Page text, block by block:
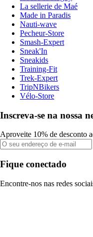
La sellerie de Maé
Made in Paradis
Nauti-wave
Pecheur-Store
Smash-Expert
Sneak'In
Sneakids
Training-Fit
Trek-Expert
TripNBikers
Vélo-Store
Inscreva-se na nossa
Aproveite 10% de desconto
Fique conectado
Encontre-nos nas redes